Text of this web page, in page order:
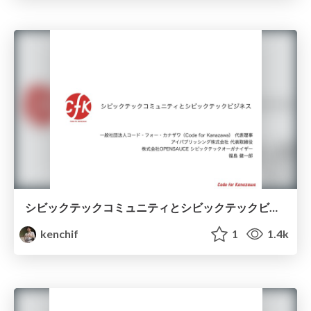
シビックテックコミュニティとシビックテックビジネス - CIVIC TECH FORUM 2018発表資料 -
kenchif
1 1.4k